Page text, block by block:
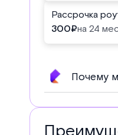
Рассрочка
300₽на 24
Почему